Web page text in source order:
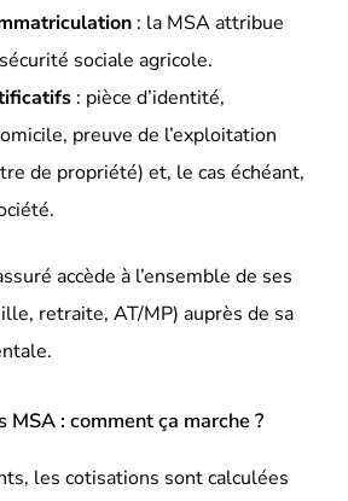
: la MSA attribue
sociale agricole.
: pièce d’identité,
preuve de l’exploitation
de propriété) et, le cas échéant,
accède à l’ensemble de ses
retraite, AT/MP) auprès de sa
MSA : comment ça marche ?
les cotisations sont calculées